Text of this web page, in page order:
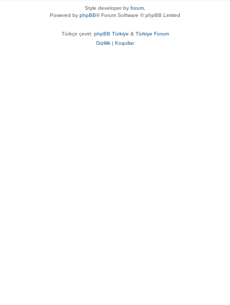
Style developer by forum
Powered by phpBB® Forum Software © phpBB Limited
Türkçe çeviri: phpBB Türkiye & Türkiye Forum
Gizlilik | Koşullar